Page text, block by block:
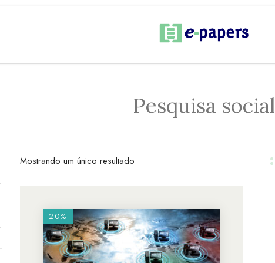
Pesquisa social
Mostrando um único resultado
20%